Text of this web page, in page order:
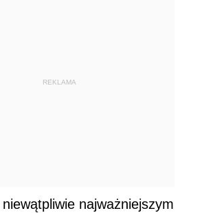
REKLAMA
najważniejszym